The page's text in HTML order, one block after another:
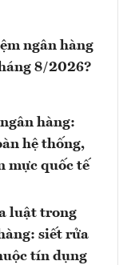
ngân hàng
8/2026?
hàng:
hệ thống,
mực quốc tế
luật trong
siết rửa
tín dụng